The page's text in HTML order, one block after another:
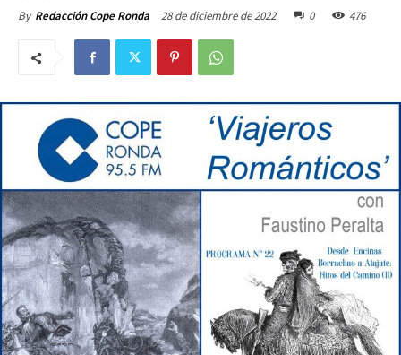
By Redacción Cope Ronda 28 de diciembre de 2022 0 476